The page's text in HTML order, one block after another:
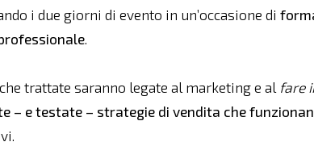
i due giorni di evento in un’occasione di
.
trattate saranno legate al marketing e al fare
– e testate – strategie di vendita che